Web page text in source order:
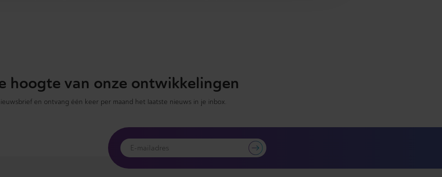
hoogte van onze ontwikkelingen
en ontvang één keer per maand het laatste nieuws in je inbox.